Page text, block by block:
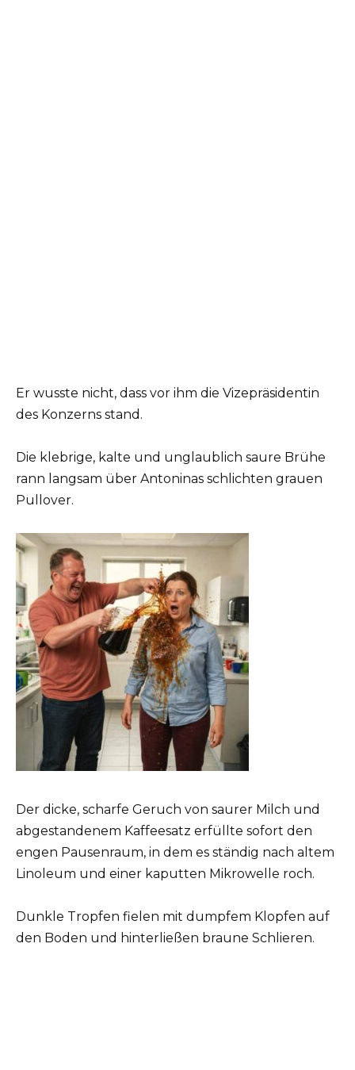
Er wusste nicht, dass vor ihm die Vizepräsidentin
des Konzerns stand.
Die klebrige, kalte und unglaublich saure Brühe
rann langsam über Antoninas schlichten grauen
Pullover.
Der dicke, scharfe Geruch von saurer Milch und
abgestandenem Kaffeesatz erfüllte sofort den
engen Pausenraum, in dem es ständig nach altem
Linoleum und einer kaputten Mikrowelle roch.
Dunkle Tropfen fielen mit dumpfem Klopfen auf
den Boden und hinterließen braune Schlieren.